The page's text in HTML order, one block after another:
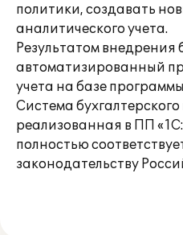
политики, создавать
аналитического учета.
Результатом внедрения
автоматизированный
учета на базе
Система бухгалтерского
реализованная в ПП
полностью
законодательству